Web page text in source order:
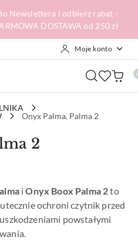
Newslettera i odbierz rabat -
DOSTAWA od 250 zł
Moje konto
Onyx Palma, Palma 2
2
iOnyx Boox Palma 2to
ochroni czytnik przed
powstałymi